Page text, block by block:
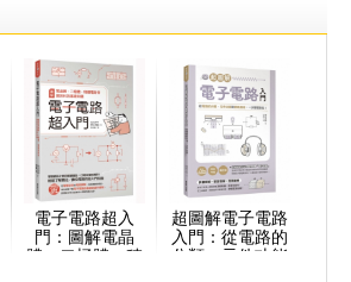
電子電路超入
門：圖解電晶
體、二極體、積
超圖解電子電路
入門：從電路的
分類、元件功能